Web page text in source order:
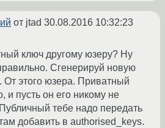
от jtad 30.08.2016 10:32:23
ключ другому юзеру? Ну
Сгенерируй новую
От этого юзера. Приватный
и пусть он его никому не
тебе надо передать
добавить в authorised_keys.